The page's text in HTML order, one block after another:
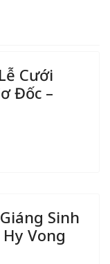
Cưới
Đốc –
Sinh
Vong